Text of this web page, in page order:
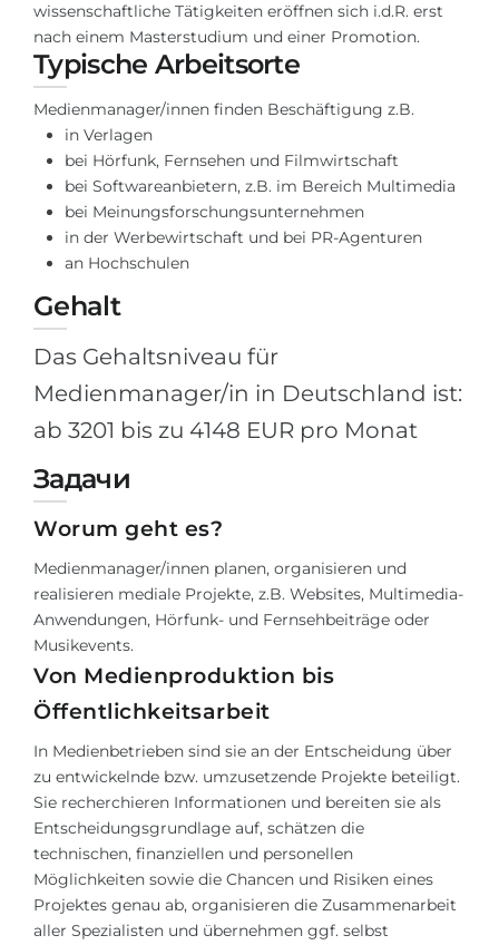
RIASEC-Test
Erfolgzu
100%
Unsere Studierenden werden
BERATUNG!
Ukraine
Kasachstan
Aserbaidschan
Armenien
Belarus
Anderes Land
BERATUNG BUCHEN
wissenschaftliche Tätigkeiten eröffnen sich i.d.R. erst
nach einem Masterstudium und einer Promotion.
Typische Arbeitsorte
Medienmanager/innen finden Beschäftigung z.B.
in Verlagen
bei Hörfunk, Fernsehen und Filmwirtschaft
bei Softwareanbietern, z.B. im Bereich Multimedia
bei Meinungsforschungsunternehmen
in der Werbewirtschaft und bei PR-Agenturen
an Hochschulen
Gehalt
Das Gehaltsniveau für
Medienmanager/in in Deutschland ist:
ab 3201 bis zu 4148 EUR pro Monat
Задачи
Worum geht es?
Medienmanager/innen planen, organisieren und
realisieren mediale Projekte, z.B. Websites, Multimedia-
Anwendungen, Hörfunk- und Fernsehbeiträge oder
Musikevents.
Von Medienproduktion bis
Öffentlichkeitsarbeit
In Medienbetrieben sind sie an der Entscheidung über
zu entwickelnde bzw. umzusetzende Projekte beteiligt.
Sie recherchieren Informationen und bereiten sie als
Entscheidungsgrundlage auf, schätzen die
technischen, finanziellen und personellen
Möglichkeiten sowie die Chancen und Risiken eines
Projektes genau ab, organisieren die Zusammenarbeit
aller Spezialisten und übernehmen ggf. selbst